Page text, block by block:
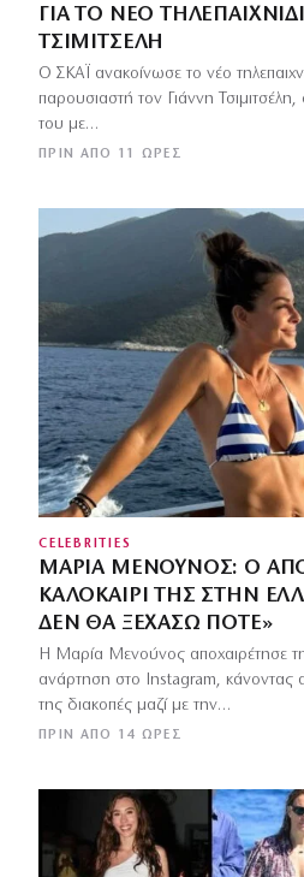
ΓΙΑ ΤΟ ΝΈΟ
ΤΣΙΜΙΤΣΈΛΗ
ΠΡΙΝ ΑΠΌ 11 ΏΡΕΣ
Ο ΣΚΑΪ ανακοίνωσε το νέο
παρουσιαστή τον Γιάννη
του με…
CELEBRITIES
ΜΑΡΊΑ ΜΕΝΟΎΝΟΣ: Ο
ΚΑΛΟΚΑΊΡΙ ΤΗΣ ΣΤΗΝ
ΔΕΝ ΘΑ ΞΕΧΆΣΩ ΠΟΤΈ»
ΠΡΙΝ ΑΠΌ 14 ΏΡΕΣ
Η Μαρία Μενούνος αποχαιρέτησε
ανάρτηση στο Instagram, κάνοντας
της διακοπές μαζί με την…